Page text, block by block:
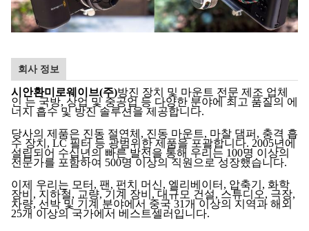
회사 정보
시안환미로웨이브(주)방진 장치 및 마운트 전문 제조 업체
인 는 국방, 상업 및 중공업 등 다양한 분야에 최고 품질의 에
너지 흡수 및 방진 솔루션을 제공합니다.
당사의 제품은 진동 절연체, 진동 마운트, 마찰 댐퍼, 충격 흡
수 장치, LC 필터 등 광범위한 제품을 포괄합니다. 2005년에
설립되어 수십년의 빠른 발전을 통해 우리는 100명 이상의
전문가를 포함하여 500명 이상의 직원으로 성장했습니다.
이제 우리는 모터, 팬, 펀치 머신, 엘리베이터, 압축기, 화학
장비, 지하철, 교량, 기계 장비, 대규모 건설, 스튜디오, 극장,
차량, 선박 및 기계 분야에서 중국 31개 이상의 지역과 해외
25개 이상의 국가에서 베스트셀러입니다.